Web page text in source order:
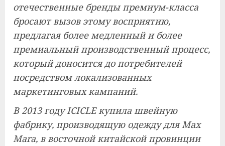
отечественные бренды премиум-класса
бросают вызов этому восприятию,
предлагая более медленный и более
премиальный производственный процесс,
который доносится до потребителей
посредством локализованных
маркетинговых кампаний.
В 2013 году ICICLE купила швейную
фабрику, производящую одежду для Max
Mara, в восточной китайской провинции